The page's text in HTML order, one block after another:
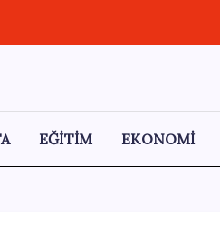
EĞİTİM EKONOMİ